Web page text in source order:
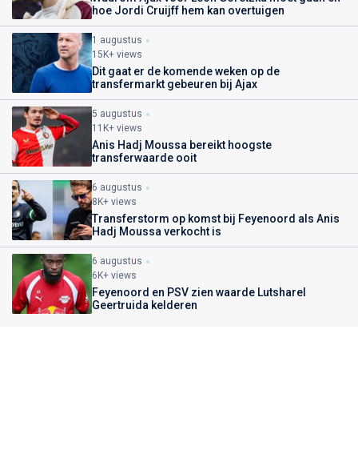
hoe Jordi Cruijff hem kan overtuigen
1 augustus
15K+ views
Dit gaat er de komende weken op de
transfermarkt gebeuren bij Ajax
5 augustus
11K+ views
Anis Hadj Moussa bereikt hoogste
transferwaarde ooit
6 augustus
8K+ views
Transferstorm op komst bij Feyenoord als Anis
Hadj Moussa verkocht is
6 augustus
6K+ views
Feyenoord en PSV zien waarde Lutsharel
Geertruida kelderen